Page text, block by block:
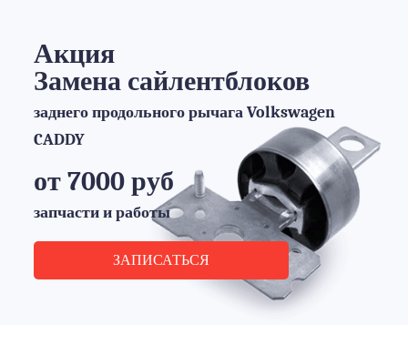
Акция
Замена сайлентблоков
заднего продольного рычага Volkswagen
CADDY
от 7000 руб
запчасти и работы
ЗАПИСАТЬСЯ